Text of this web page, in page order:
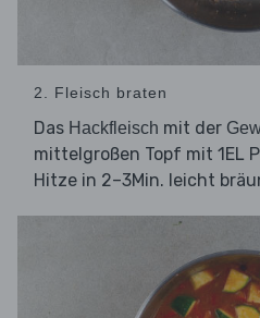
2. Fleisch braten
Das Hackfleisch mit der
mittelgroßen Topf mit 1EL
Hitze in 2–3Min. leicht